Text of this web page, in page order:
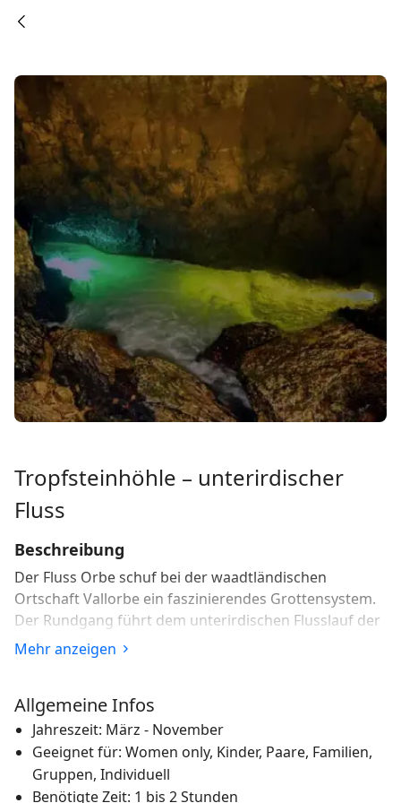
Tropfsteinhöhle – unterirdischer
Fluss
Beschreibung
Der Fluss Orbe schuf bei der waadtländischen
Ortschaft Vallorbe ein faszinierendes Grottensystem.
Der Rundgang führt dem unterirdischen Flusslauf der
Orbe (Abfluss aus dem Vallée de Joux) entlang zu
Stalaktiten, Stalagmiten, Tropfsteingebilden, Säulen
junge Männer bezirzt haben.
Vor zehn Millionen Jahren war die Schweiz noch ein
Meer. Dieses lagerte bei Vallorbe Unmengen Kalk ab,
durch die sich der Fluss Orbe später im Laufe der Zeit
Mehr anzeigen
Allgemeine Infos
Jahreszeit: März - November
Geeignet für: Women only, Kinder, Paare, Familien,
Gruppen, Individuell
Benötigte Zeit: 1 bis 2 Stunden